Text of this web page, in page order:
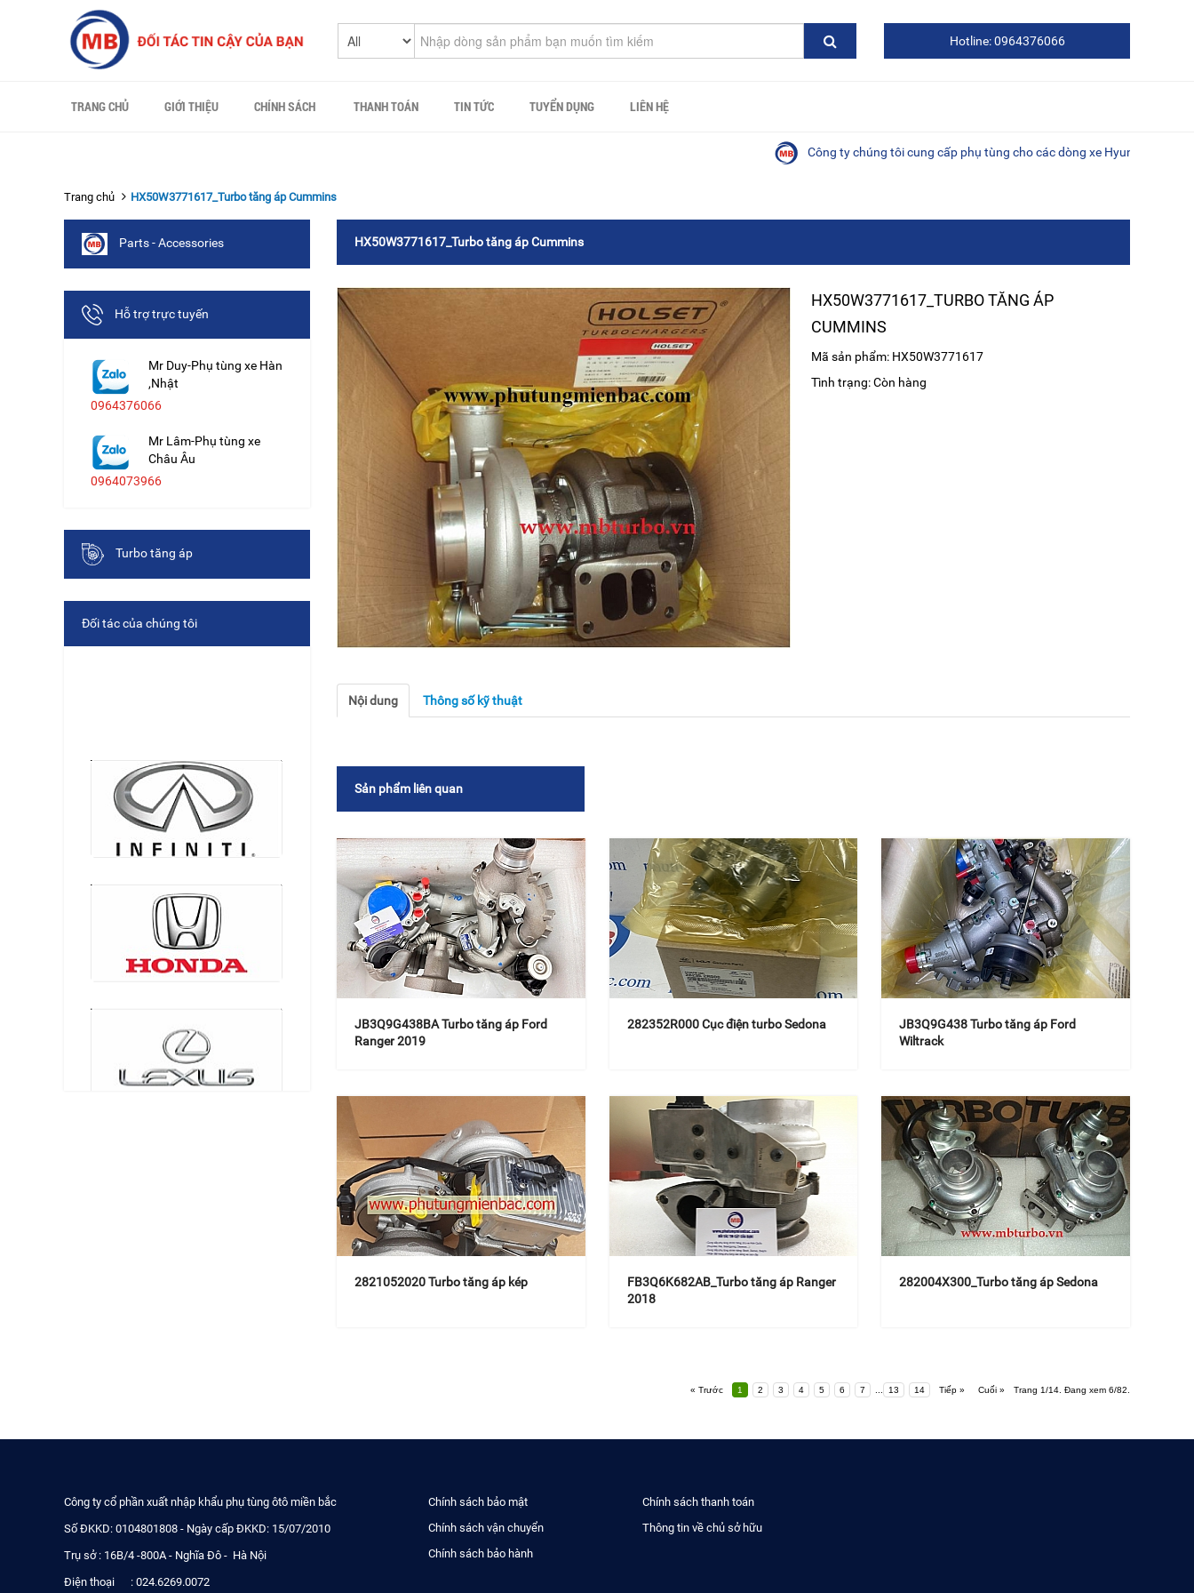
Hotline: 0964376066
TRANG CHỦ GIỚI THIỆU CHÍNH SÁCH THANH TOÁN TIN TỨC TUYỂN DỤNG LIÊN HỆ
Công ty chúng tôi cung cấp phụ tùng cho các dòng xe Hyundai, Kia,
Trang chủ HX50W3771617_Turbo tăng áp Cummins
HX50W3771617_Turbo tăng áp Cummins
HX50W3771617_TURBO TĂNG ÁP
CUMMINS
Mã sản phẩm: HX50W3771617
Tình trạng: Còn hàng
Nội dung Thông số kỹ thuật
Sản phẩm liên quan
JB3Q9G438BA Turbo tăng áp Ford
Ranger 2019
282352R000 Cục điện turbo Sedona
JB3Q9G438 Turbo tăng áp Ford
Wiltrack
2821052020 Turbo tăng áp kép
FB3Q6K682AB_Turbo tăng áp Ranger
2018
282004X300_Turbo tăng áp Sedona
« Trước 1 2 3 4 5 6 7 13 14 Tiếp » Cuối » Trang 1/14. Đang xem 6/82.
Parts - Accessories
Hỗ trợ trực tuyến
Mr Duy-Phụ tùng xe Hàn
,Nhật
0964376066
Mr Lâm-Phụ tùng xe
Châu Âu
0964073966
Turbo tăng áp
Đối tác của chúng tôi
Công ty cổ phần xuất nhập khẩu phụ tùng ôtô miền bắc
Số ĐKKD: 0104801808 - Ngày cấp ĐKKD: 15/07/2010
Trụ sở : 16B/4 -800A - Nghĩa Đô - Hà Nội
Điện thoại : 024.6269.0072
Chính sách bảo mật
Chính sách thanh toán
Chính sách vận chuyển
Thông tin về chủ sở hữu
Chính sách bảo hành